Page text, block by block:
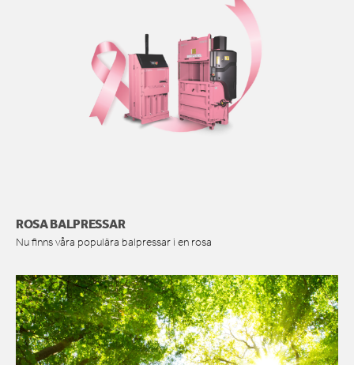
ROSA BALPRESSAR
Nu finns våra populära balpressar i en rosa